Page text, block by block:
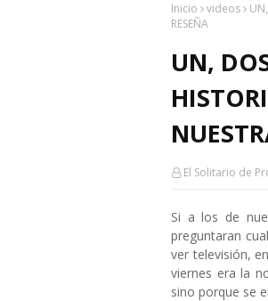
Inicio videos
RESEÑA
UN,
El Solitario de
Si a los de
preguntaran
ver televisión,
viernes era la
sino porque se